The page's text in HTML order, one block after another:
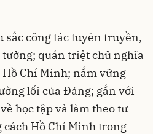
sắc công tác tuyên truyền,
quán triệt chủ nghĩa
Chí Minh; nắm vững
lối của Đảng; gắn với
học tập và làm theo tư
cách Hồ Chí Minh trong